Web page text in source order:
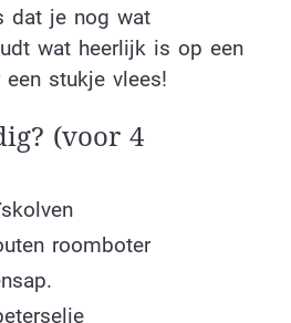
dat je nog wat
wat heerlijk is op een
stukje vlees!
(voor 4
roomboter